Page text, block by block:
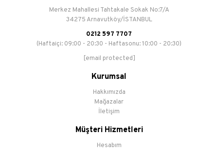
Merkez Mahallesi Tahtakale Sokak No:7/A
34275 Arnavutköy/İSTANBUL
0212 597 7707
(Haftaiçi: 09:00 - 20:30 - Haftasonu: 10:00 - 20:30)
[email protected]
Kurumsal
Hakkımızda
Mağazalar
İletişim
Müşteri Hizmetleri
Hesabım